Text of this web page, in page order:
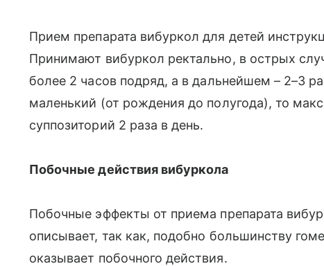
Прием препарата вибуркол для детей
Принимают вибуркол ректально, в острых
более 2 часов подряд, а в дальнейшем – 2–3
маленький (от рождения до полугода), то
суппозиторий 2 раза в день.
Побочные действия вибуркола
Побочные эффекты от приема препарата
описывает, так как, подобно большинству
оказывает побочного действия.